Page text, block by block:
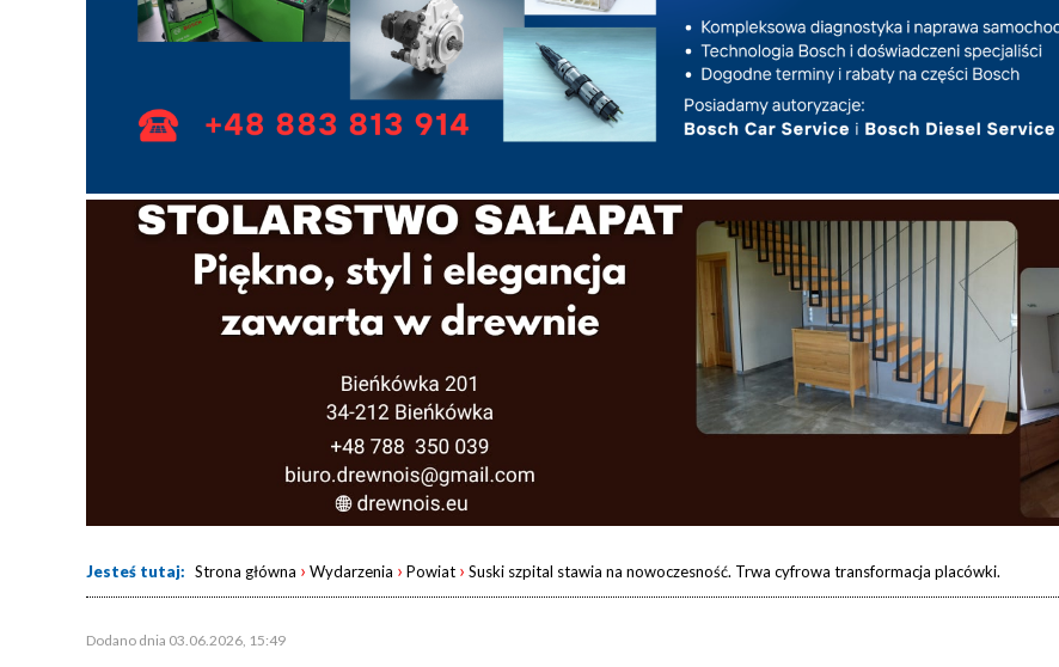
Jesteś tutaj: Strona główna › Wydarzenia › Powiat › Suski szpital stawia na nowoczesność. Trwa cyfrowa transformacja placówki.
Dodano dnia 03.06.2026, 15:49